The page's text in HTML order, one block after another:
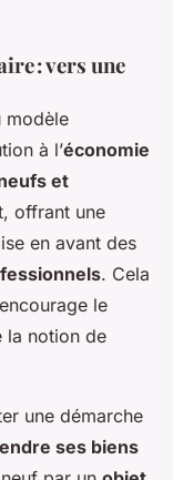
: vers une
modèle
à l’économie
et
offrant une
en avant des
. Cela
le
la notion de
une démarche
ses biens